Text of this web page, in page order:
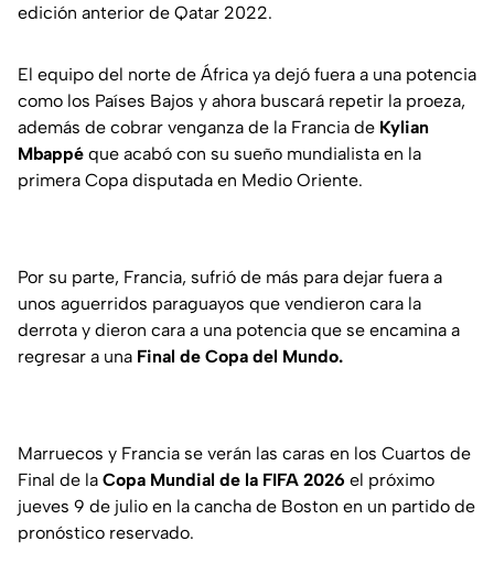
edición anterior de Qatar 2022.
El equipo del norte de África ya dejó fuera a una potencia
como los Países Bajos y ahora buscará repetir la proeza,
además de cobrar venganza de la Francia de Kylian
Mbappé que acabó con su sueño mundialista en la
primera Copa disputada en Medio Oriente.
Por su parte, Francia, sufrió de más para dejar fuera a
unos aguerridos paraguayos que vendieron cara la
derrota y dieron cara a una potencia que se encamina a
regresar a una Final de Copa del Mundo.
Marruecos y Francia se verán las caras en los Cuartos de
Final de la Copa Mundial de la FIFA 2026 el próximo
jueves 9 de julio en la cancha de Boston en un partido de
pronóstico reservado.